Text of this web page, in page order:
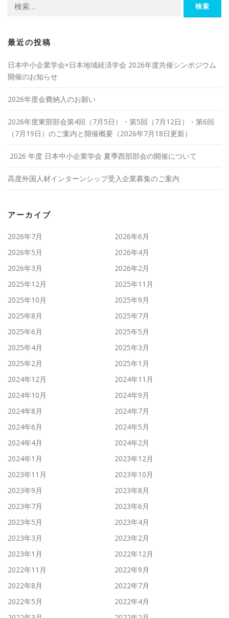
索:
最近の投稿
日本中小企業学会×日本地域経済学会 2026年度共催シンポジウム
開催のお知らせ
2026年度会費納入のお願い
2026年度東部部会第4回（7月5日）・第5回（7月12日）・第6回
（7月19日）のご案内と開催概要（2026年7月18日更新）
2026 年度 日本中小企業学会 夏季西部部会の開催について
高度外国人材インターンシップ受入企業募集のご案内
アーカイブ
2026年7月
2026年6月
2026年5月
2026年4月
2026年3月
2026年2月
2025年12月
2025年11月
2025年10月
2025年9月
2025年8月
2025年7月
2025年6月
2025年5月
2025年4月
2025年3月
2025年2月
2025年1月
2024年12月
2024年11月
2024年10月
2024年9月
2024年8月
2024年7月
2024年6月
2024年5月
2024年4月
2024年2月
2024年1月
2023年12月
2023年11月
2023年10月
2023年9月
2023年8月
2023年7月
2023年6月
2023年5月
2023年4月
2023年3月
2023年2月
2023年1月
2022年12月
2022年11月
2022年9月
2022年8月
2022年7月
2022年5月
2022年4月